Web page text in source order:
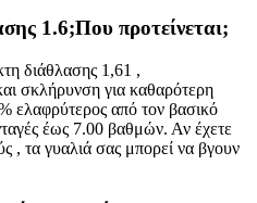
1.6;Που προτείνεται;
διάθλασης 1,61 ,
σκλήρυνση για καθαρότερη
ελαφρύτερος από τον βασικό
έως 7.00 βαθμών. Αν έχετε
, τα γυαλιά σας μπορεί να βγουν